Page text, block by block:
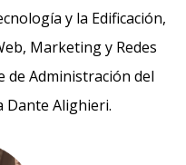
y la Edificación,
Marketing y Redes
de Administración del
Dante Alighieri.